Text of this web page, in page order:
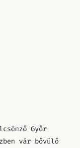
Győr
vár bővülő